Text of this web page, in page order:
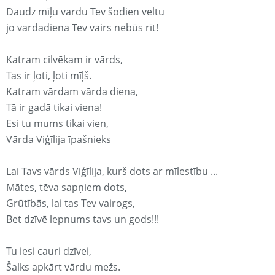
Daudz mīļu vardu Tev šodien veltu
jo vardadiena Tev vairs nebūs rīt!
Katram cilvēkam ir vārds,
Tas ir ļoti, ļoti mīļš.
Katram vārdam vārda diena,
Tā ir gadā tikai viena!
Esi tu mums tikai vien,
Vārda Viģīlija īpašnieks
Lai Tavs vārds Viģīlija, kurš dots ar mīlestību ...
Mātes, tēva sapņiem dots,
Grūtībās, lai tas Tev vairogs,
Bet dzīvē lepnums tavs un gods!!!
Tu iesi cauri dzīvei,
Šalks apkārt vārdu mežs.